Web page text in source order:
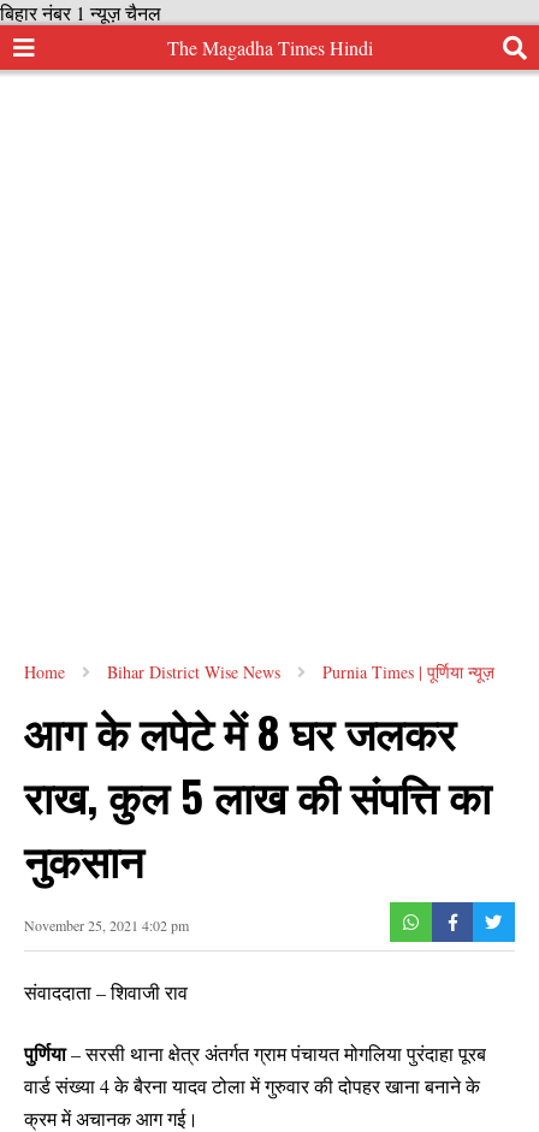
बिहार नंबर 1 न्यूज़ चैनल
The Magadha Times Hindi
Home Bihar District Wise News Purnia Times | पूर्णिया न्यूज़
आग के लपेटे में 8 घर जलकर
राख, कुल 5 लाख की संपत्ति का
नुकसान
November 25, 2021 4:02 pm
संवाददाता – शिवाजी राव
पुर्णिया– सरसी थाना क्षेत्र अंतर्गत ग्राम पंचायत मोगलिया पुरंदाहा पूरब
वार्ड संख्या 4 के बैरना यादव टोला में गुरुवार की दोपहर खाना बनाने के
क्रम में अचानक आग गई।